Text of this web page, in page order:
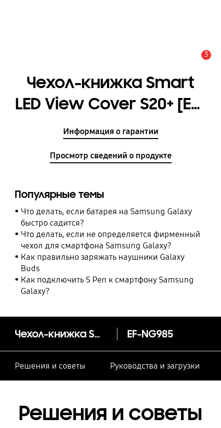
3
Чехол-книжка Smart
LED View Cover S20+ [EF-
NG985PBEGRU]
Информация о гарантии
Просмотр сведений о продукте
Популярные темы
Что делать, если батарея на Samsung Galaxy
быстро садится?
Что делать, если не определяется фирменный
чехол для смартфона Samsung Galaxy?
Как правильно заряжать наушники Galaxy
Buds
Как подключить S Pen к смартфону Samsung
Galaxy?
Чехол-книжка Smart LED View Cover S20+ EF-NG985
Решения и советы Руководства и загрузки
Решения и советы